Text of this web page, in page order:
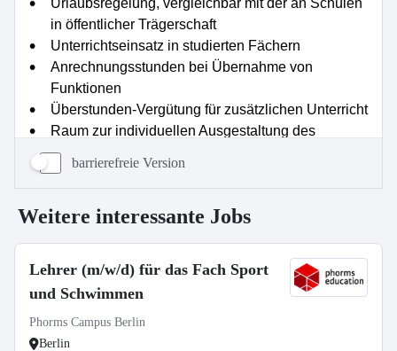
barrierefreie Version
Weitere interessante Jobs
Lehrer (m/w/d) für das Fach Sport
und Schwimmen
Phorms Campus Berlin
Berlin